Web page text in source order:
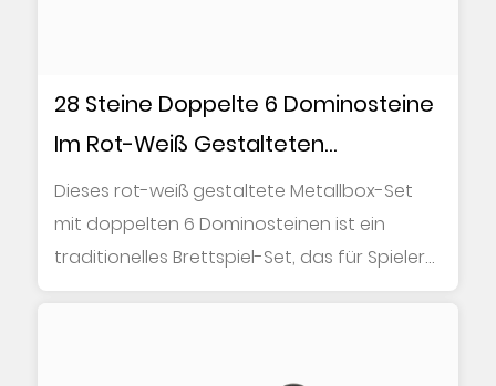
28 Steine Doppelte 6 Dominosteine
Im Rot-Weiß Gestalteten
Metallkasten
Dieses rot-weiß gestaltete Metallbox-Set
mit doppelten 6 Dominosteinen ist ein
traditionelles Brettspiel-Set, das für Spieler
jede...